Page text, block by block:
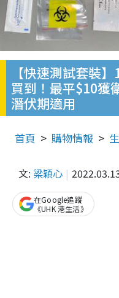
【快速測試套裝
買到！最平$10獲
潛伏期適用
首頁 購物情報
文: 梁穎心
在Google追蹤
《UHK 港生活》